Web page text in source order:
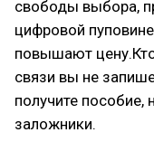
свободы выбора,
цифровой
повышают
связи вы не
получите
заложники.